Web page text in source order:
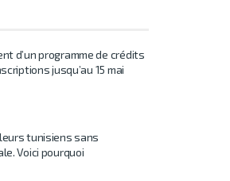
d’un programme de crédits
jusqu’au 15 mai
tunisiens sans
Voici pourquoi